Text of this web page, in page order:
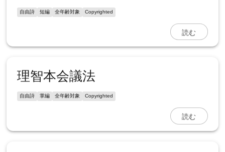
自由詩 短編 全年齢対象 Copyrighted
読む
理智本会議法
自由詩 掌編 全年齢対象 Copyrighted
読む